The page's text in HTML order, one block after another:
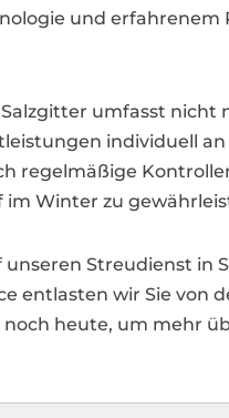
und
umfasst nicht
individuell
regelmäßige
im Winter zu
unseren Streudienst
entlasten wir Sie von
heute, um mehr